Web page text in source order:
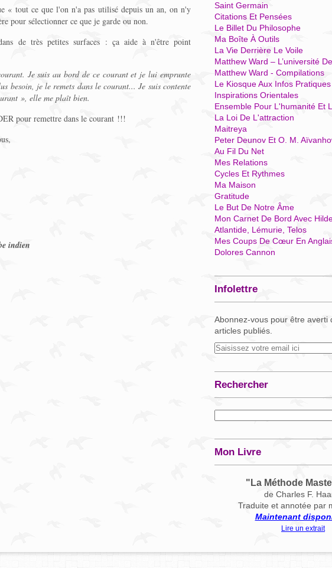
« tout ce que l'on n'a pas utilisé depuis un an, on n'y
pour sélectionner ce que je garde ou non.
de très petites surfaces : ça aide à n'être point
Je suis au bord de ce courant et je lui emprunte
besoin, je le remets dans le courant... Je suis contente
», elle me plaît bien.
pour remettre dans le courant !!!
indien
Saint Germain
Citations Et Pensées
Le Billet Du Philosophe
Ma Boîte À Outils
La Vie Derrière Le Voile
Matthew Ward – L’université De
Matthew Ward - Compilations
Le Kiosque Aux Infos Pratiques
Inspirations Orientales
Ensemble Pour L'humanité Et
La Loi De L'attraction
Maitreya
Peter Deunov Et O. M.
Au Fil Du Net
Mes Relations
Cycles Et Rythmes
Ma Maison
Gratitude
Le But De Notre Âme
Mon Carnet De Bord Avec
Atlantide, Lémurie, Telos
Mes Coups De Cœur En
Dolores Cannon
Infolettre
Abonnez-vous pour être averti
articles publiés.
Rechercher
Mon Livre
"La Méthode
de Charles F.
Traduite et annotée par
Maintenant
Lire un extrait